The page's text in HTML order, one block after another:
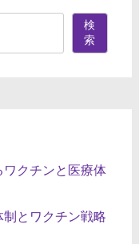
検
索
クチンと医療体
とワクチン戦略